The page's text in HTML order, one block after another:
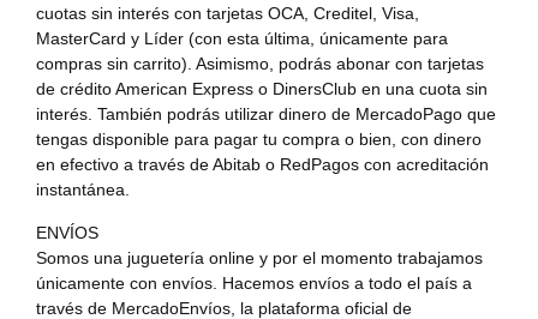
cuotas sin interés con tarjetas OCA, Creditel, Visa,
MasterCard y Líder (con esta última, únicamente para
compras sin carrito). Asimismo, podrás abonar con tarjetas
de crédito American Express o DinersClub en una cuota sin
interés. También podrás utilizar dinero de MercadoPago que
tengas disponible para pagar tu compra o bien, con dinero
en efectivo a través de Abitab o RedPagos con acreditación
instantánea.
ENVÍOS
Somos una juguetería online y por el momento trabajamos
únicamente con envíos. Hacemos envíos a todo el país a
través de MercadoEnvíos, la plataforma oficial de